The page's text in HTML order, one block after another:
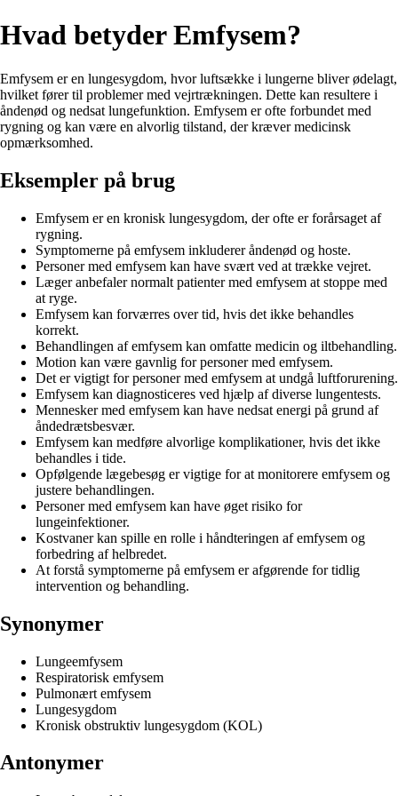
Hvad betyder Emfysem?
Emfysem er en lungesygdom, hvor luftsække i lungerne bliver ødelagt,
hvilket fører til problemer med vejrtrækningen. Dette kan resultere i
åndenød og nedsat lungefunktion. Emfysem er ofte forbundet med
rygning og kan være en alvorlig tilstand, der kræver medicinsk
opmærksomhed.
Eksempler på brug
Emfysem er en kronisk lungesygdom, der ofte er forårsaget af
rygning.
Symptomerne på emfysem inkluderer åndenød og hoste.
Personer med emfysem kan have svært ved at trække vejret.
Læger anbefaler normalt patienter med emfysem at stoppe med
at ryge.
Emfysem kan forværres over tid, hvis det ikke behandles
korrekt.
Behandlingen af emfysem kan omfatte medicin og iltbehandling.
Motion kan være gavnlig for personer med emfysem.
Det er vigtigt for personer med emfysem at undgå luftforurening.
Emfysem kan diagnosticeres ved hjælp af diverse lungentests.
Mennesker med emfysem kan have nedsat energi på grund af
åndedrætsbesvær.
Emfysem kan medføre alvorlige komplikationer, hvis det ikke
behandles i tide.
Opfølgende lægebesøg er vigtige for at monitorere emfysem og
justere behandlingen.
Personer med emfysem kan have øget risiko for
lungeinfektioner.
Kostvaner kan spille en rolle i håndteringen af emfysem og
forbedring af helbredet.
At forstå symptomerne på emfysem er afgørende for tidlig
intervention og behandling.
Synonymer
Lungeemfysem
Respiratorisk emfysem
Pulmonært emfysem
Lungesygdom
Kronisk obstruktiv lungesygdom (KOL)
Antonymer